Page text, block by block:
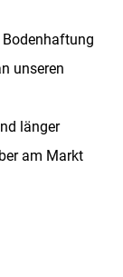
unseren
länger
am Markt